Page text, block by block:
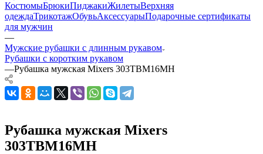
КостюмыБрюкиПиджакиЖилетыВерхняя
одеждаТрикотажОбувьАксессуарыПодарочные сертификаты
для мужчин
—
Мужские рубашки с длинным рукавом
Рубашки с коротким рукавом
—Рубашка мужская Mixers 303TBM16MH
Рубашка мужская Mixers
303TBM16MH